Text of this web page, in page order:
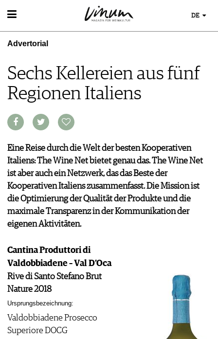
WEIN
WEINSUCHE
WINETRADECLUB
WEINE DES MONATS
UNIQUE WINERIES
CLUB LES DOMAINES
WEINREGIONEN
WEINLEXIKON
WEINGESCHICHTE
WEINLAGERUNG
INFOGRAFIKEN
TIPPS & TRICKS
EVENTS
EVENTKALENDER
AWARDS
EVENT-BILDER
ESSEN & TRINKEN
FOOD PAIRING TIPPS
FOOD PAIRING TABELLE
KULINARIK
MAGAZIN
REPORTAGEN
KLARTEXT
EXTRAS
ABO
AUSGABE
ARCHIV
VORTEILSWELT
MEDIATHEK
VIDEOS
BILDSTRECKEN
BÜCHER
NEWS
WEINWIRTSCHAFT
WEINSZENE
PORTRAITS
ARCHIV
ANMELDEN
AWARDS
GEWINNSPIELE
VORTEILSWELT
DE
Advertorial
Sechs Kellereien aus fünf
Regionen Italiens
Eine Reise durch die Welt der besten Kooperativen
Italiens: The Wine Net bietet genau das. The Wine Net
ist aber auch ein Netzwerk, das das Beste der
Kooperativen Italiens zusammenfasst. Die Mission ist
die Optimierung der Qualität der Produkte und die
maximale Transparenz in der Kommunikation der
eigenen Aktivitäten.
Cantina Produttori di
Valdobbiadene – Val D’Oca
Rive di Santo Stefano Brut
Nature 2018
Ursprungsbezeichnung:
Valdobbiadene Prosecco
Superiore DOCG